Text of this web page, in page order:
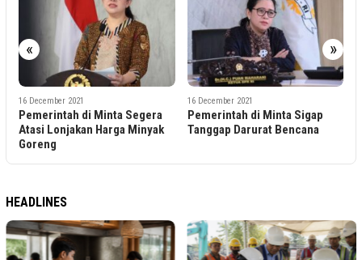
« »
16 December 2021
Pemerintah di Minta Segera
Atasi Lonjakan Harga Minyak
Goreng
16 December 2021
Pemerintah di Minta Sigap
Tanggap Darurat Bencana
HEADLINES